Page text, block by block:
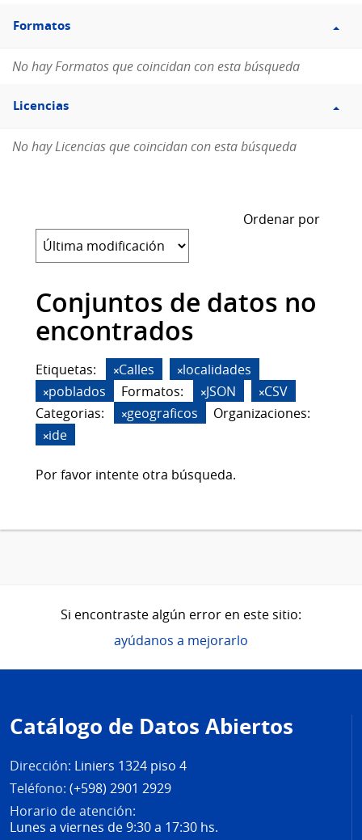
Filtro
Formatos
Formatos
No hay Formatos que coincidan con esta búsqueda
Filtro
Licencias
Licencias
No hay Licencias que coincidan con esta búsqueda
Ordenar por
Conjuntos de datos no
encontrados
Etiquetas: Calles
localidades
poblados
Formatos: JSON
CSV
Categorias:
geograficos
Organizaciones:
ide
Por favor intente otra búsqueda.
Si encontraste algún error en este sitio:
ayúdanos a mejorarlo
de
página
Catálogo de Datos Abiertos
Dirección: Liniers 1324 piso 4
Teléfono: (+598) 2901 2929
Horario de atención:
Lunes a viernes de 9:30 a 17:30 hs.